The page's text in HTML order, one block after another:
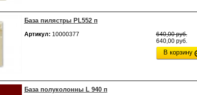
База пилястры PL552 п
Артикул: 10000377
640,00 руб.
640,00 руб.
В корзину
База полуколонны L 940 п